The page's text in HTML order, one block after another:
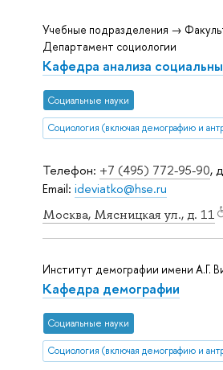
Телефон: +7 (495) 772-95-90,
Email: ideviatko@hse.ru
Москва, Мясницкая ул., д. 11
Учебные подразделения →
Департамент социологии
Кафедра анализа
Социальные науки
Институт демографии имени А.Г.
Кафедра демографии
Социальные науки